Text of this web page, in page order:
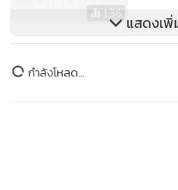
รายได้ 1% มาจากการรับรู้รายได้กา
V-shape นอกจากนี้ ยังรับรู้กำไรจาก
ส่วนของบริษัท GTH และกำไรจากก
กำไรจากอัตราแลกเปลี่ยนเงินตรา เป็
136
“ไทยวา
แสดงเพิ่
ข่าวในหมวดล่าสุด